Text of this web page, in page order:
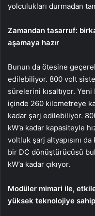
yolculukları durmadan
Zamandan tasarruf:
aşamaya hazır
Bunun da ötesine
edilebiliyor. 800 volt
sürelerini kısaltıyor.
içinde 260 kilometreye
kadar şarj edilebiliyor.
kW’a kadar kapasiteyle
voltluk şarj altyapısını
bir DC dönüştürücüsü
kW’a kadar çıkıyor.
Modüler mimari ile,
yüksek teknolojiye